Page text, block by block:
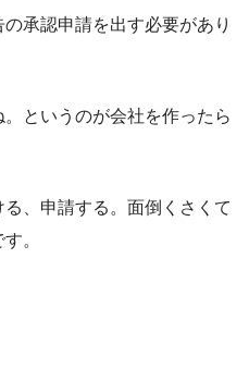
承認申請を出す必要があり
というのが会社を作ったら
、申請する。面倒くさくて
。